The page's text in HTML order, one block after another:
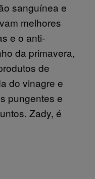
sanguínea e
melhores
e o anti-
da primavera,
de
do vinagre e
pungentes e
Zady, é